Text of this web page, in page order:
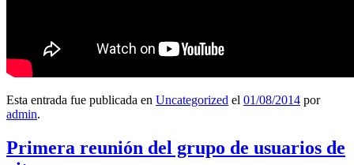
Esta entrada fue publicada en Uncategorized el 01/08/2014 por
admin.
Primera reunión del grupo de usuarios de